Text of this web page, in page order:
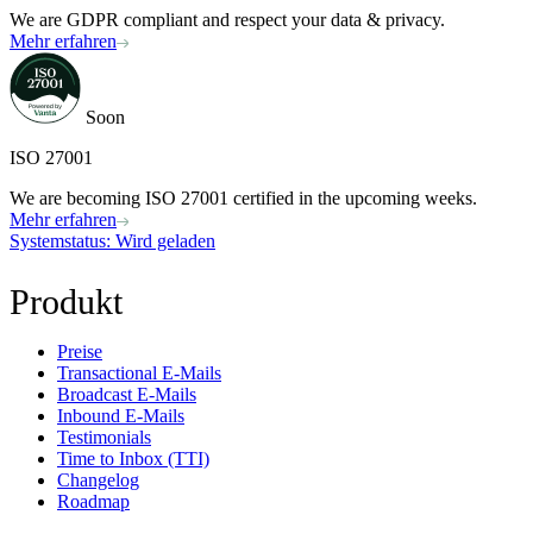
We are GDPR compliant and respect your data & privacy.
Mehr erfahren
Soon
ISO 27001
We are becoming ISO 27001 certified in the upcoming weeks.
Mehr erfahren
Systemstatus: Wird geladen
Produkt
Preise
Transactional E-Mails
Broadcast E-Mails
Inbound E-Mails
Testimonials
Time to Inbox (TTI)
Changelog
Roadmap